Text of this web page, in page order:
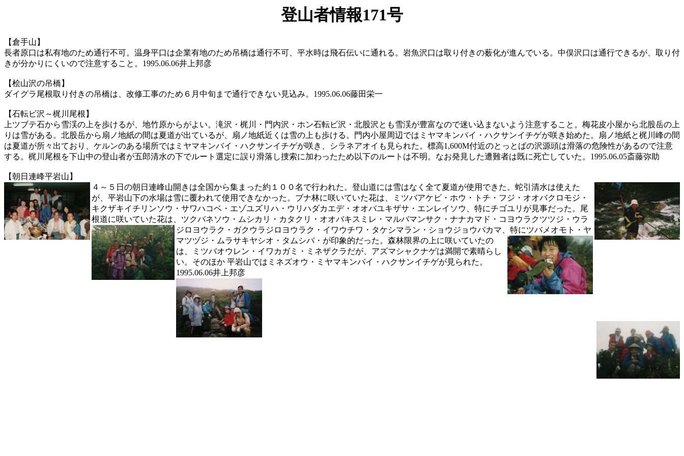
登山者情報171号
【倉手山】
長者原口は私有地のため通行不可。温身平口は企業有地のため吊橋は通行不可、平水時は飛石伝いに通れる。岩魚沢口は取り付きの薮化が進んでいる。中俣沢口は通行できるが、取り付
きが分かりにくいので注意すること。1995.06.06井上邦彦
【桧山沢の吊橋】
ダイグラ尾根取り付きの吊橋は、改修工事のため６月中旬まで通行できない見込み。1995.06.06藤田栄一
【石転ビ沢～梶川尾根】
上ツブテ石から雪渓の上を歩けるが、地竹原からがよい。滝沢・梶川・門内沢・ホン石転ビ沢・北股沢とも雪渓が豊富なので迷い込まないよう注意すること。梅花皮小屋から北股岳の上
りは雪がある。北股岳から扇ノ地紙の間は夏道が出ているが、扇ノ地紙近くは雪の上も歩ける。門内小屋周辺ではミヤマキンバイ・ハクサンイチゲが咲き始めた。扇ノ地紙と梶川峰の間
は夏道が所々出ており、ケルンのある場所ではミヤマキンバイ・ハクサンイチゲが咲き、シラネアオイも見られた。標高1,600M付近のとっとばの沢源頭は滑落の危険性があるので注意
する。梶川尾根を下山中の登山者が五郎清水の下でルート選定に誤り滑落し捜索に加わったため以下のルートは不明。なお発見した遭難者は既に死亡していた。1995.06.05斎藤弥助
【朝日連峰平岩山】
４～５日の朝日連峰山開きは全国から集まった約１００名で行われた。登山道には雪はなく全て夏道が使用できた。蛇引清水は使えた
が、平岩山下の水場は雪に覆われて使用できなかった。ブナ林に咲いていた花は、ミツバアケビ・ホウ・トチ・フジ・オオバクロモジ・
キクザキイチリンソウ・サワハコベ・エゾユズリハ・ウリハダカエデ・オオバユキザサ・エンレイソウ、特にチゴユリが見事だった。尾
根道に咲いていた花は、ツクバネソウ・ムシカリ・カタクリ・オオバキスミレ・マルバマンサク・ナナカマド・コヨウラクツツジ・ウラ
ジロヨウラク・ ガクウラジロヨウラク・イワウチワ・タケシマラン・ショウジョウバカマ、特にツバメオモト・ヤ
マツヅジ・ムラサキヤシオ・タムシバ・が印象的だった。森林限界の上に咲いていたの
は、ミツバオウレン・イワカガミ・ミネザクラだが、アズマシャクナゲは満開で素晴らし
い。そのほか 平岩山ではミネズオウ・ミヤマキンバイ・ハクサンイチゲが見られた。
1995.06.06井上邦彦